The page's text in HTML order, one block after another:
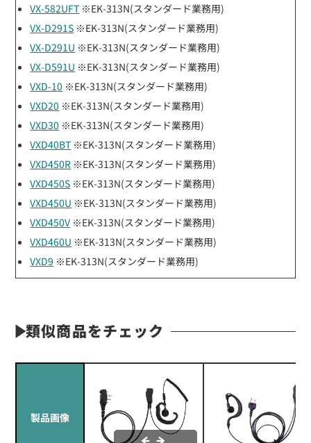
VX-582UFT ※EK-313N(スタンダード業務用)
VX-D291S ※EK-313N(スタンダード業務用)
VX-D291U ※EK-313N(スタンダード業務用)
VX-D591U ※EK-313N(スタンダード業務用)
VXD-10 ※EK-313N(スタンダード業務用)
VXD20 ※EK-313N(スタンダード業務用)
VXD30 ※EK-313N(スタンダード業務用)
VXD40BT ※EK-313N(スタンダード業務用)
VXD450R ※EK-313N(スタンダード業務用)
VXD450S ※EK-313N(スタンダード業務用)
VXD450U ※EK-313N(スタンダード業務用)
VXD450V ※EK-313N(スタンダード業務用)
VXD460U ※EK-313N(スタンダード業務用)
VXD9 ※EK-313N(スタンダード業務用)
類似商品をチェック
製品画像